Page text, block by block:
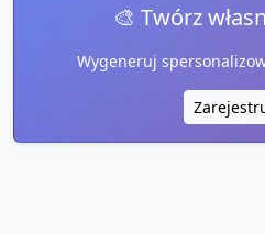
🎨 Twórz
Wygeneruj